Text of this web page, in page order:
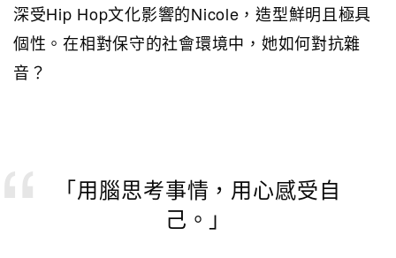
深受Hip Hop文化影響的Nicole，造型鮮明且極具
個性。在相對保守的社會環境中，她如何對抗雜
音？
「用腦思考事情，用心感受自
己。」